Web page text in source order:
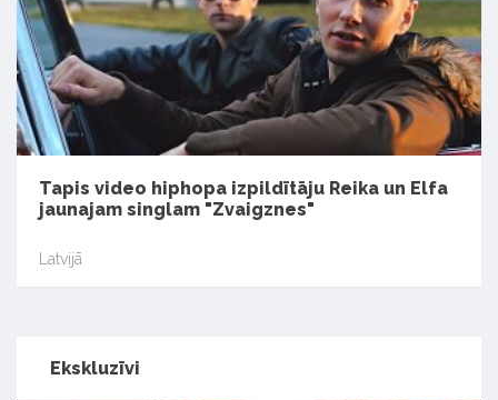
Tapis video hiphopa izpildītāju Reika un Elfa
jaunajam singlam "Zvaigznes"
Latvijā
Ekskluzīvi